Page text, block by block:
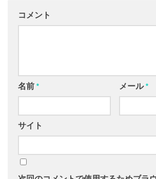
コメント
名前 * メール*
サイト